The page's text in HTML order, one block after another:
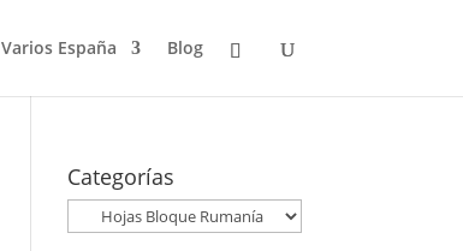
Varios España Blog
Categorías